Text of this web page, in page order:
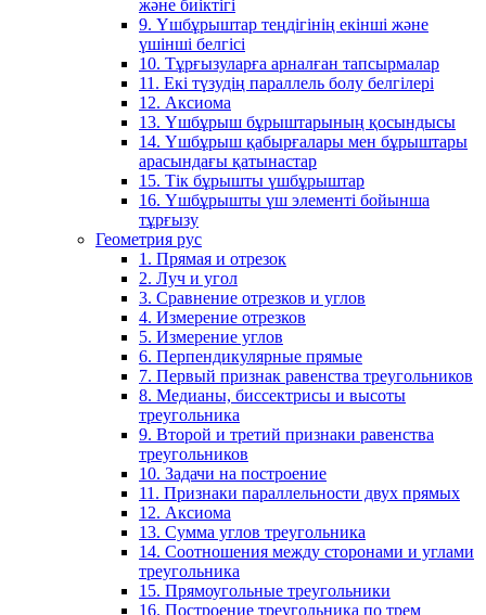
және биіктігі
9. Үшбұрыштар теңдігінің екінші және
үшінші белгісі
10. Тұрғызуларға арналған тапсырмалар
11. Екі түзудің параллель болу белгілері
12. Аксиома
13. Үшбұрыш бұрыштарының қосындысы
14. Үшбұрыш қабырғалары мен бұрыштары
арасындағы қатынастар
15. Тік бұрышты үшбұрыштар
16. Үшбұрышты үш элементі бойынша
тұрғызу
Геометрия рус
1. Прямая и отрезок
2. Луч и угол
3. Сравнение отрезков и углов
4. Измерение отрезков
5. Измерение углов
6. Перпендикулярные прямые
7. Первый признак равенства треугольников
8. Медианы, биссектрисы и высоты
треугольника
9. Второй и третий признаки равенства
треугольников
10. Задачи на построение
11. Признаки параллельности двух прямых
12. Аксиома
13. Сумма углов треугольника
14. Соотношения между сторонами и углами
треугольника
15. Прямоугольные треугольники
16. Построение треугольника по трем